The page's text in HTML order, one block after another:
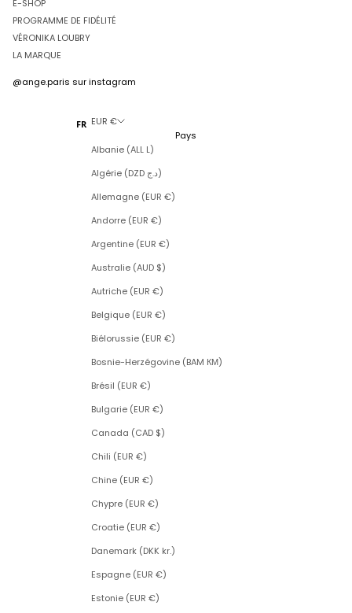
E-SHOP
PROGRAMME DE FIDÉLITÉ
VÉRONIKA LOUBRY
LA MARQUE
@ange.paris sur instagram
FR EUR €
Pays
Albanie (ALL L)
Algérie (DZD د.ج)
Allemagne (EUR €)
Andorre (EUR €)
Argentine (EUR €)
Australie (AUD $)
Autriche (EUR €)
Belgique (EUR €)
Biélorussie (EUR €)
Bosnie-Herzégovine (BAM КМ)
Brésil (EUR €)
Bulgarie (EUR €)
Canada (CAD $)
Chili (EUR €)
Chine (EUR €)
Chypre (EUR €)
Croatie (EUR €)
Danemark (DKK kr.)
Espagne (EUR €)
Estonie (EUR €)